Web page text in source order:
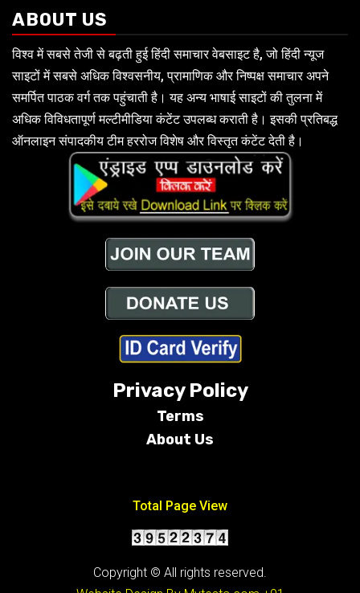
ABOUT US
विश्व में सबसे तेजी से बढ़ती हुई हिंदी समाचार वेबसाइट है, जो हिंदी न्यूज
साइटों में सबसे अधिक विश्वसनीय, प्रामाणिक और निष्पक्ष समाचार अपने
समर्पित पाठक वर्ग तक पहुंचाती है। यह अन्य भाषाई साइटों की तुलना में
अधिक विविधतापूर्ण मल्टीमीडिया कंटेंट उपलब्ध कराती है। इसकी प्रतिबद्ध
ऑनलाइन संपादकीय टीम हररोज विशेष और विस्तृत कंटेंट देती है।
Privacy Policy
Terms
About Us
Total Page View
Copyright © All rights reserved.